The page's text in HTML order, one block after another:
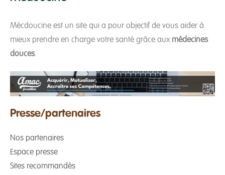
Mécdoucine est un site qui a pour objectif de vous aider à
mieux prendre en charge votre santé grâce aux médecines
douces.
Presse/partenaires
Nos partenaires
Espace presse
Sites recommandés